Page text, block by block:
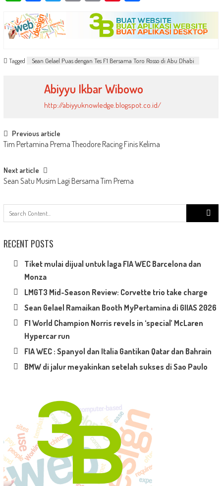
Link
Tagged Sean Gelael Puas dengan Tes F1 Bersama Toro Rosso di Abu Dhabi
Abiyyu Ikbar Wibowo
http://abiyyuknowledge.blogspot.co.id/
Post
navigation
Previous article
Tim Pertamina Prema Theodore Racing Finis Kelima
Next article
Sean Satu Musim Lagi Bersama Tim Prema
Search
RECENT POSTS
Tiket mulai dijual untuk laga FIA WEC Barcelona dan
Monza
LMGT3 Mid-Season Review: Corvette trio take charge
Sean Gelael Ramaikan Booth MyPertamina di GIIAS 2026
F1 World Champion Norris revels in ‘special’ McLaren
Hypercar run
FIA WEC : Spanyol dan Italia Gantikan Qatar dan Bahrain
BMW di jalur meyakinkan setelah sukses di Sao Paulo